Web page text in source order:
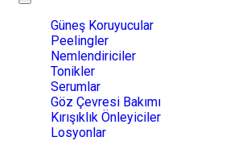
Toggle
navigationGüneş Koruyucular
Peelingler
Nemlendiriciler
Tonikler
Serumlar
Göz Çevresi Bakımı
Kırışıklık Önleyiciler
Losyonlar